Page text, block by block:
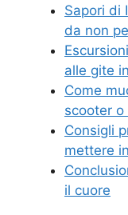
Sapori di
da non
alle gite
Come
scooter
Consigli
mettere
il cuore